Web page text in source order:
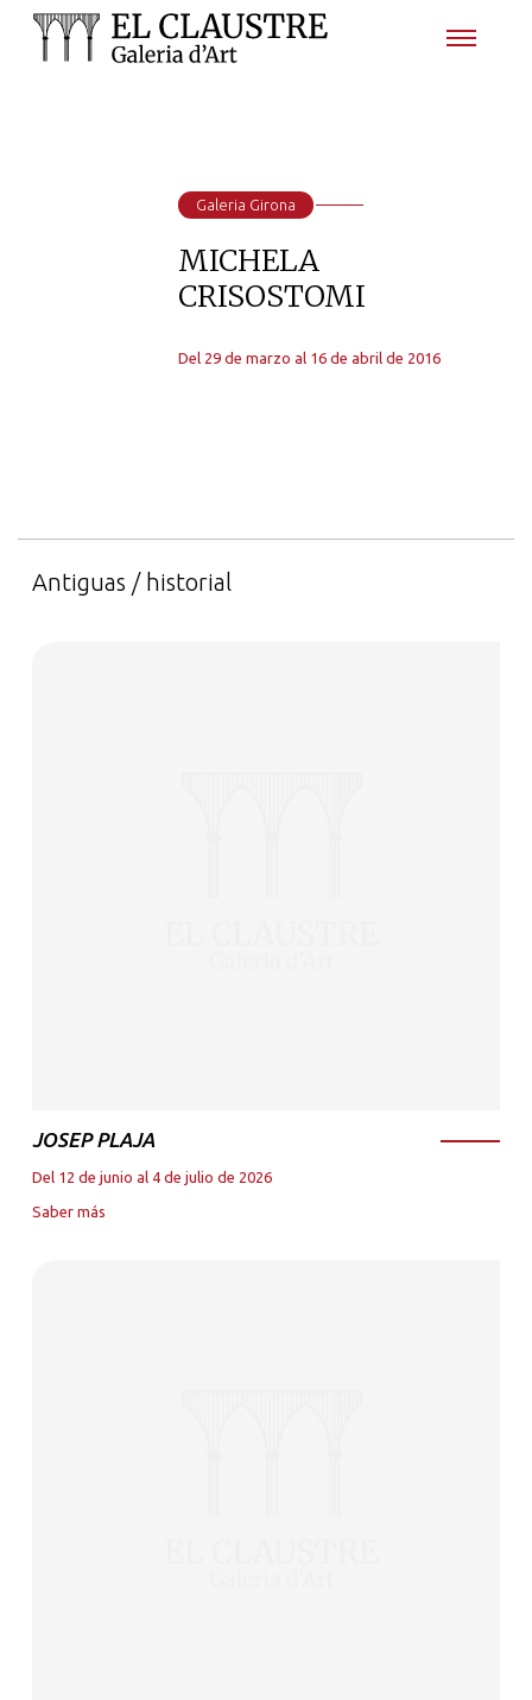
Galeria Girona
MICHELA
CRISOSTOMI
Del 29 de marzo al 16 de abril de 2016
Antiguas / historial
JOSEP PLAJA
Del 12 de junio al 4 de julio de 2026
Saber más